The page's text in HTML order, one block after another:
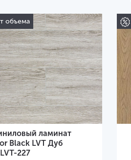
объема
ламинат
Black LVT Дуб
227